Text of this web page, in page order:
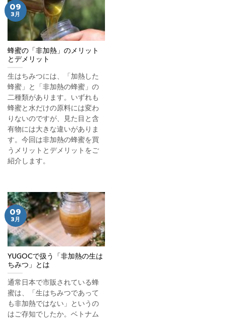
蜂蜜の「非加熱」のメリット
とデメリット
生はちみつには、「加熱した
蜂蜜」と「非加熱の蜂蜜」の
二種類があります。いずれも
蜂蜜と水だけの原料には変わ
りないのですが、見た目と含
有物には大きな違いがありま
す。今回は非加熱の蜂蜜を買
うメリットとデメリットをご
紹介します。
09
3月
YUGOCで扱う「非加熱の生は
ちみつ」とは
通常日本で市販されている蜂
蜜は、「生はちみつであって
も非加熱ではない」というの
はご存知でしたか。ベトナム
09
3月